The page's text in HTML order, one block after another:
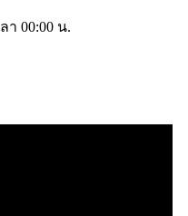
า 00:00 น.